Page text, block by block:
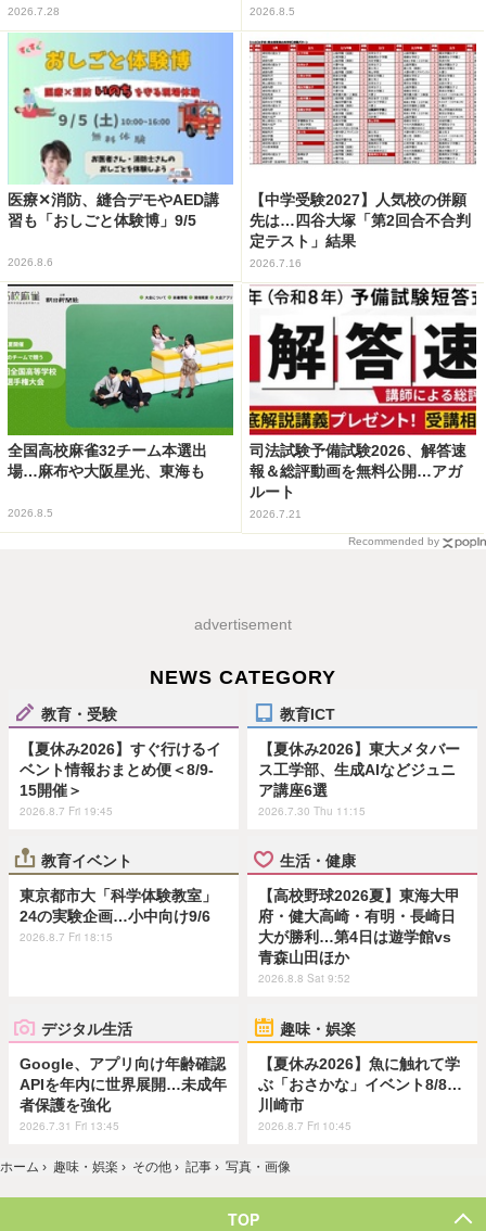
2026.7.28 2026.8.5
医療✕消防、縫合デモやAED講
習も「おしごと体験博」9/5
2026.8.6
【中学受験2027】人気校の併願
先は…四谷大塚「第2回合不合判
定テスト」結果
2026.7.16
全国高校麻雀32チーム本選出
場…麻布や大阪星光、東海も
2026.8.5
司法試験予備試験2026、解答速
報＆総評動画を無料公開…アガ
ルート
2026.7.21
Recommended by
advertisement
NEWS CATEGORY
教育・受験
【夏休み2026】すぐ行けるイ
ベント情報おまとめ便＜8/9-
15開催＞
2026.8.7 Fri 19:45
教育ICT
【夏休み2026】東大メタバー
ス工学部、生成AIなどジュニ
ア講座6選
2026.7.30 Thu 11:15
教育イベント
東京都市大「科学体験教室」
24の実験企画…小中向け9/6
2026.8.7 Fri 18:15
生活・健康
【高校野球2026夏】東海大甲
府・健大高崎・有明・長崎日
大が勝利…第4日は遊学館vs
青森山田ほか
2026.8.8 Sat 9:52
デジタル生活
Google、アプリ向け年齢確認
APIを年内に世界展開…未成年
者保護を強化
2026.7.31 Fri 13:45
趣味・娯楽
【夏休み2026】魚に触れて学
ぶ「おさかな」イベント8/8…
川崎市
2026.8.7 Fri 10:45
ホーム › 趣味・娯楽 › その他 › 記事 › 写真・画像
TOP